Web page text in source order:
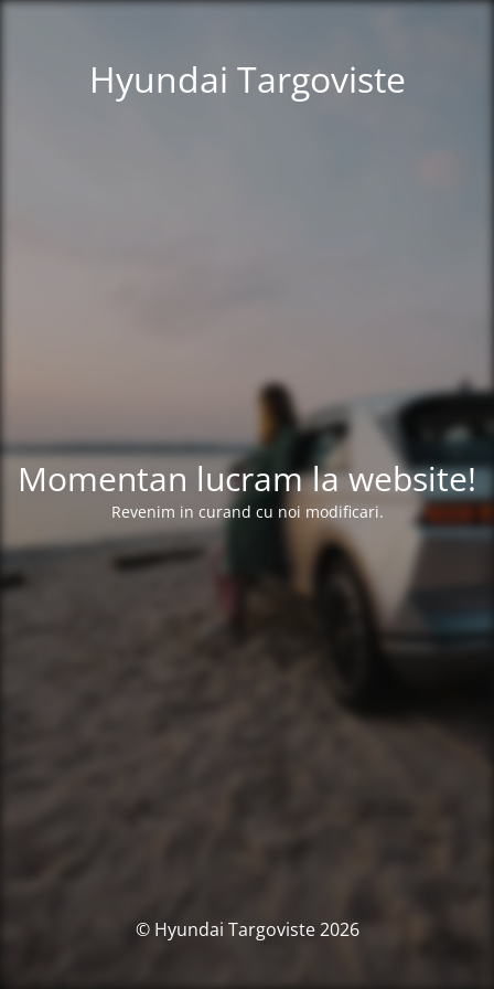
Hyundai Targoviste
Momentan lucram la website!
Revenim in curand cu noi modificari.
© Hyundai Targoviste 2026